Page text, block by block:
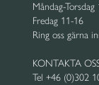
Måndag-Torsdag
Fredag 11-16
Ring oss gärna
KONTAKTA
Tel +46 (0)302